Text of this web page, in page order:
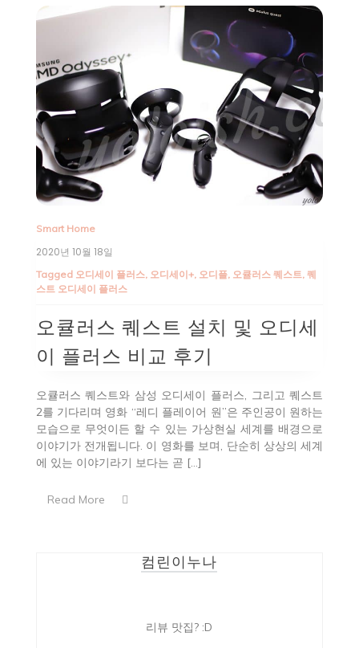
Smart Home
2020년 10월 18일
Tagged 오디세이 플러스, 오디세이+, 오디플, 오큘러스 퀘스트, 퀘
스트 오디세이 플러스
오큘러스 퀘스트 설치 및 오디세
이 플러스 비교 후기
오큘러스 퀘스트와 삼성 오디세이 플러스, 그리고 퀘스트
2를 기다리며 영화 “레디 플레이어 원”은 주인공이 원하는
모습으로 무엇이든 할 수 있는 가상현실 세계를 배경으로
이야기가 전개됩니다. 이 영화를 보며, 단순히 상상의 세계
에 있는 이야기라기 보다는 곧 […]
Read More
컴린이누나
리뷰 맛집? :D